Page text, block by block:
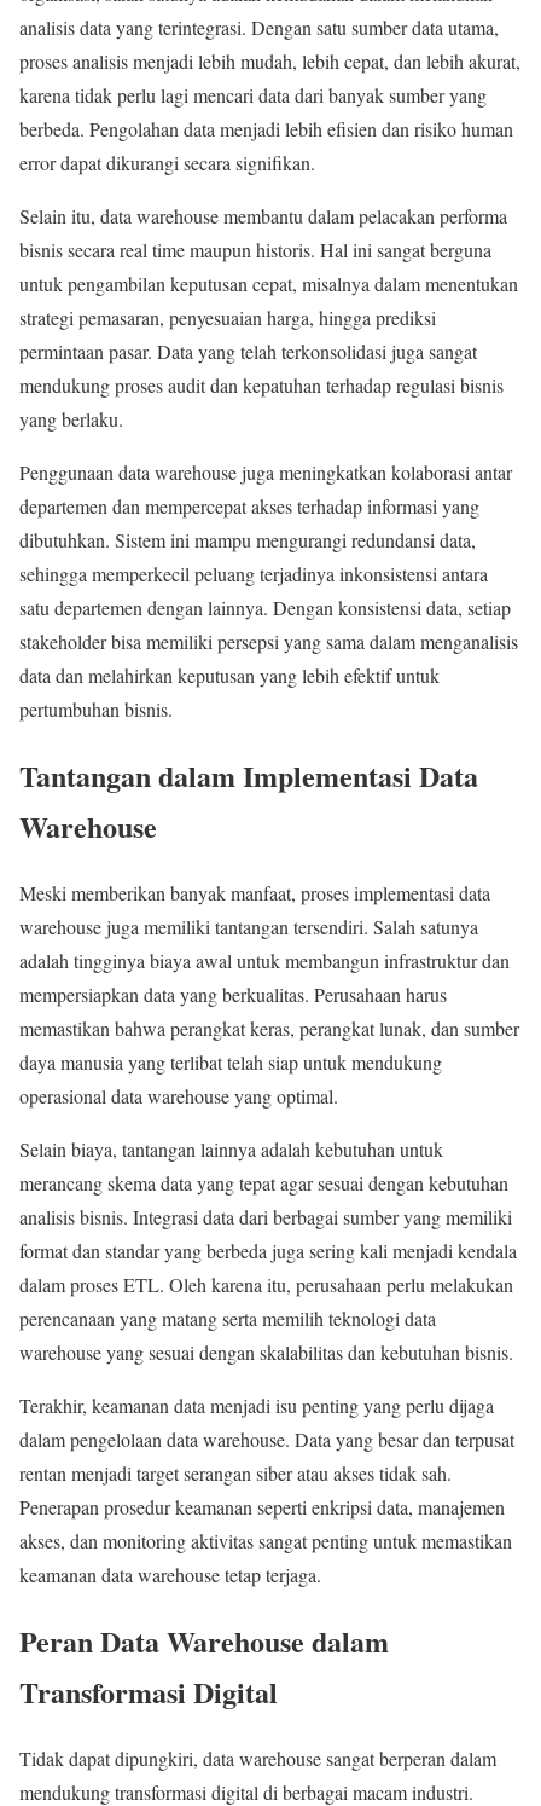
analisis data yang terintegrasi. Dengan satu sumber data utama,
proses analisis menjadi lebih mudah, lebih cepat, dan lebih akurat,
karena tidak perlu lagi mencari data dari banyak sumber yang
berbeda. Pengolahan data menjadi lebih efisien dan risiko human
error dapat dikurangi secara signifikan.
Selain itu, data warehouse membantu dalam pelacakan performa
bisnis secara real time maupun historis. Hal ini sangat berguna
untuk pengambilan keputusan cepat, misalnya dalam menentukan
strategi pemasaran, penyesuaian harga, hingga prediksi
permintaan pasar. Data yang telah terkonsolidasi juga sangat
mendukung proses audit dan kepatuhan terhadap regulasi bisnis
yang berlaku.
Penggunaan data warehouse juga meningkatkan kolaborasi antar
departemen dan mempercepat akses terhadap informasi yang
dibutuhkan. Sistem ini mampu mengurangi redundansi data,
sehingga memperkecil peluang terjadinya inkonsistensi antara
satu departemen dengan lainnya. Dengan konsistensi data, setiap
stakeholder bisa memiliki persepsi yang sama dalam menganalisis
data dan melahirkan keputusan yang lebih efektif untuk
pertumbuhan bisnis.
Tantangan dalam Implementasi Data
Warehouse
Meski memberikan banyak manfaat, proses implementasi data
warehouse juga memiliki tantangan tersendiri. Salah satunya
adalah tingginya biaya awal untuk membangun infrastruktur dan
mempersiapkan data yang berkualitas. Perusahaan harus
memastikan bahwa perangkat keras, perangkat lunak, dan sumber
daya manusia yang terlibat telah siap untuk mendukung
operasional data warehouse yang optimal.
Selain biaya, tantangan lainnya adalah kebutuhan untuk
merancang skema data yang tepat agar sesuai dengan kebutuhan
analisis bisnis. Integrasi data dari berbagai sumber yang memiliki
format dan standar yang berbeda juga sering kali menjadi kendala
dalam proses ETL. Oleh karena itu, perusahaan perlu melakukan
perencanaan yang matang serta memilih teknologi data
warehouse yang sesuai dengan skalabilitas dan kebutuhan bisnis.
Terakhir, keamanan data menjadi isu penting yang perlu dijaga
dalam pengelolaan data warehouse. Data yang besar dan terpusat
rentan menjadi target serangan siber atau akses tidak sah.
Penerapan prosedur keamanan seperti enkripsi data, manajemen
akses, dan monitoring aktivitas sangat penting untuk memastikan
keamanan data warehouse tetap terjaga.
Peran Data Warehouse dalam
Transformasi Digital
Tidak dapat dipungkiri, data warehouse sangat berperan dalam
mendukung transformasi digital di berbagai macam industri.